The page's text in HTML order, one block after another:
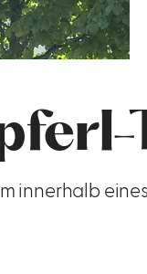
innerhalb